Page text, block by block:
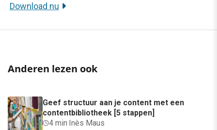
Download nu
Anderen lezen ook
Geef structuur aan je content met een
contentbibliotheek [5 stappen]
4 min·Inès Maus